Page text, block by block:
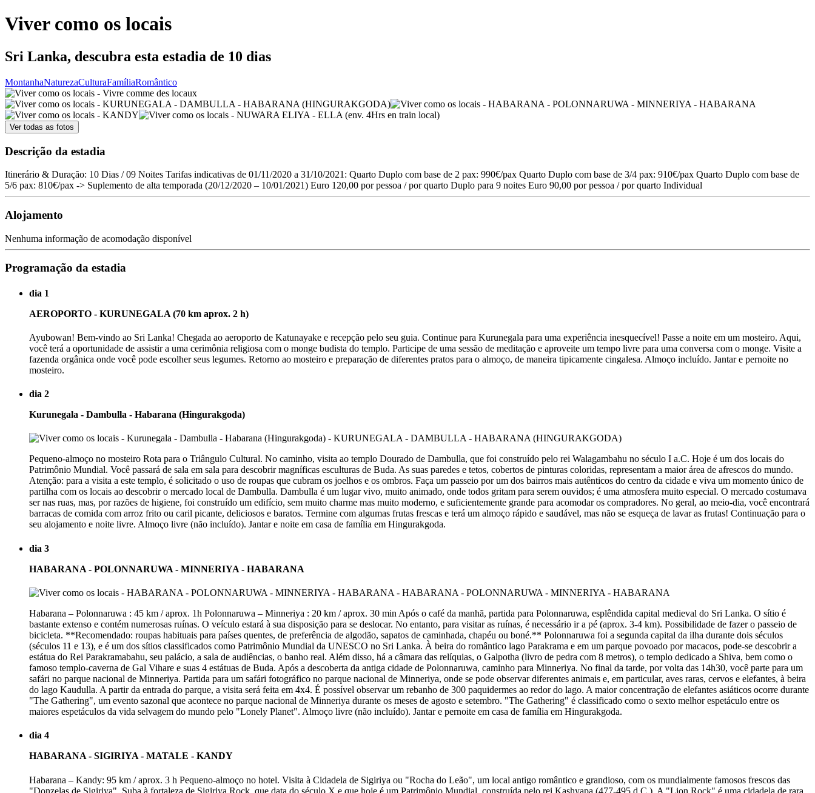
Viver como os locais
Sri Lanka, descubra esta estadia de 10 dias
MontanhaNaturezaCulturaFamíliaRomântico
Ver todas as fotos
Descrição da estadia
Itinerário & Duração: 10 Dias / 09 Noites Tarifas indicativas de 01/11/2020 a 31/10/2021: Quarto Duplo com base de 2 pax: 990€/pax Quarto Duplo com base de 3/4 pax: 910€/pax Quarto Duplo com base de
5/6 pax: 810€/pax -> Suplemento de alta temporada (20/12/2020 – 10/01/2021) Euro 120,00 por pessoa / por quarto Duplo para 9 noites Euro 90,00 por pessoa / por quarto Individual
Alojamento
Nenhuma informação de acomodação disponível
Programação da estadia
dia 1
AEROPORTO - KURUNEGALA (70 km aprox. 2 h)
Ayubowan! Bem-vindo ao Sri Lanka! Chegada ao aeroporto de Katunayake e recepção pelo seu guia. Continue para Kurunegala para uma experiência inesquecível! Passe a noite em um mosteiro. Aqui,
você terá a oportunidade de assistir a uma cerimônia religiosa com o monge budista do templo. Participe de uma sessão de meditação e aproveite um tempo livre para uma conversa com o monge. Visite a
fazenda orgânica onde você pode escolher seus legumes. Retorno ao mosteiro e preparação de diferentes pratos para o almoço, de maneira tipicamente cingalesa. Almoço incluído. Jantar e pernoite no
mosteiro.
dia 2
Kurunegala - Dambulla - Habarana (Hingurakgoda)
Pequeno-almoço no mosteiro Rota para o Triângulo Cultural. No caminho, visita ao templo Dourado de Dambulla, que foi construído pelo rei Walagambahu no século I a.C. Hoje é um dos locais do
Patrimônio Mundial. Você passará de sala em sala para descobrir magníficas esculturas de Buda. As suas paredes e tetos, cobertos de pinturas coloridas, representam a maior área de afrescos do mundo.
Atenção: para a visita a este templo, é solicitado o uso de roupas que cubram os joelhos e os ombros. Faça um passeio por um dos bairros mais autênticos do centro da cidade e viva um momento único de
partilha com os locais ao descobrir o mercado local de Dambulla. Dambulla é um lugar vivo, muito animado, onde todos gritam para serem ouvidos; é uma atmosfera muito especial. O mercado costumava
ser nas ruas, mas, por razões de higiene, foi construído um edifício, sem muito charme mas muito moderno, e suficientemente grande para acomodar os compradores. No geral, ao meio-dia, você encontrará
barracas de comida com arroz frito ou caril picante, deliciosos e baratos. Termine com algumas frutas frescas e terá um almoço rápido e saudável, mas não se esqueça de lavar as frutas! Continuação para o
seu alojamento e noite livre. Almoço livre (não incluído). Jantar e noite em casa de família em Hingurakgoda.
dia 3
HABARANA - POLONNARUWA - MINNERIYA - HABARANA
Habarana – Polonnaruwa : 45 km / aprox. 1h Polonnaruwa – Minneriya : 20 km / aprox. 30 min Após o café da manhã, partida para Polonnaruwa, esplêndida capital medieval do Sri Lanka. O sítio é
bastante extenso e contém numerosas ruínas. O veículo estará à sua disposição para se deslocar. No entanto, para visitar as ruínas, é necessário ir a pé (aprox. 3-4 km). Possibilidade de fazer o passeio de
bicicleta. **Recomendado: roupas habituais para países quentes, de preferência de algodão, sapatos de caminhada, chapéu ou boné.** Polonnaruwa foi a segunda capital da ilha durante dois séculos
(séculos 11 e 13), e é um dos sítios classificados como Patrimônio Mundial da UNESCO no Sri Lanka. À beira do romântico lago Parakrama e em um parque povoado por macacos, pode-se descobrir a
estátua do Rei Parakramabahu, seu palácio, a sala de audiências, o banho real. Além disso, há a câmara das relíquias, o Galpotha (livro de pedra com 8 metros), o templo dedicado a Shiva, bem como o
famoso templo-caverna de Gal Vihare e suas 4 estátuas de Buda. Após a descoberta da antiga cidade de Polonnaruwa, caminho para Minneriya. No final da tarde, por volta das 14h30, você parte para um
safári no parque nacional de Minneriya. Partida para um safári fotográfico no parque nacional de Minneriya, onde se pode observar diferentes animais e, em particular, aves raras, cervos e elefantes, à beira
do lago Kaudulla. A partir da entrada do parque, a visita será feita em 4x4. É possível observar um rebanho de 300 paquidermes ao redor do lago. A maior concentração de elefantes asiáticos ocorre durante
"The Gathering", um evento sazonal que acontece no parque nacional de Minneriya durante os meses de agosto e setembro. "The Gathering" é classificado como o sexto melhor espetáculo entre os
maiores espetáculos da vida selvagem do mundo pelo "Lonely Planet". Almoço livre (não incluído). Jantar e pernoite em casa de família em Hingurakgoda.
dia 4
HABARANA - SIGIRIYA - MATALE - KANDY
Habarana – Kandy: 95 km / aprox. 3 h Pequeno-almoço no hotel. Visita à Cidadela de Sigiriya ou "Rocha do Leão", um local antigo romântico e grandioso, com os mundialmente famosos frescos das
"Donzelas de Sigiriya". Suba à fortaleza de Sigiriya Rock, que data do século X e que hoje é um Patrimônio Mundial, construída pelo rei Kashyapa (477-495 d.C.). A "Lion Rock" é uma cidadela de rara